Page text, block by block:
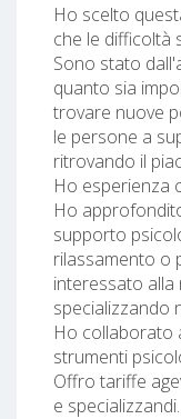
Ho scelto
che le difficoltà
Sono stato
quanto sia
trovare nuove
le persone a
ritrovando il
Ho esperienza
Ho
supporto
rilassamento o
interessato
specializzando
Ho collaborato
strumenti
Offro tariffe
e specializzandi.